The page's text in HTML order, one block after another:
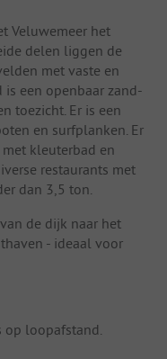
Veluwemeer het
delen liggen de
met vaste en
een openbaar zand-
toezicht. Er is een
en surfplanken. Er
kleuterbad en
restaurants met
dan 3,5 ton.
de dijk naar het
- ideaal voor
loopafstand.